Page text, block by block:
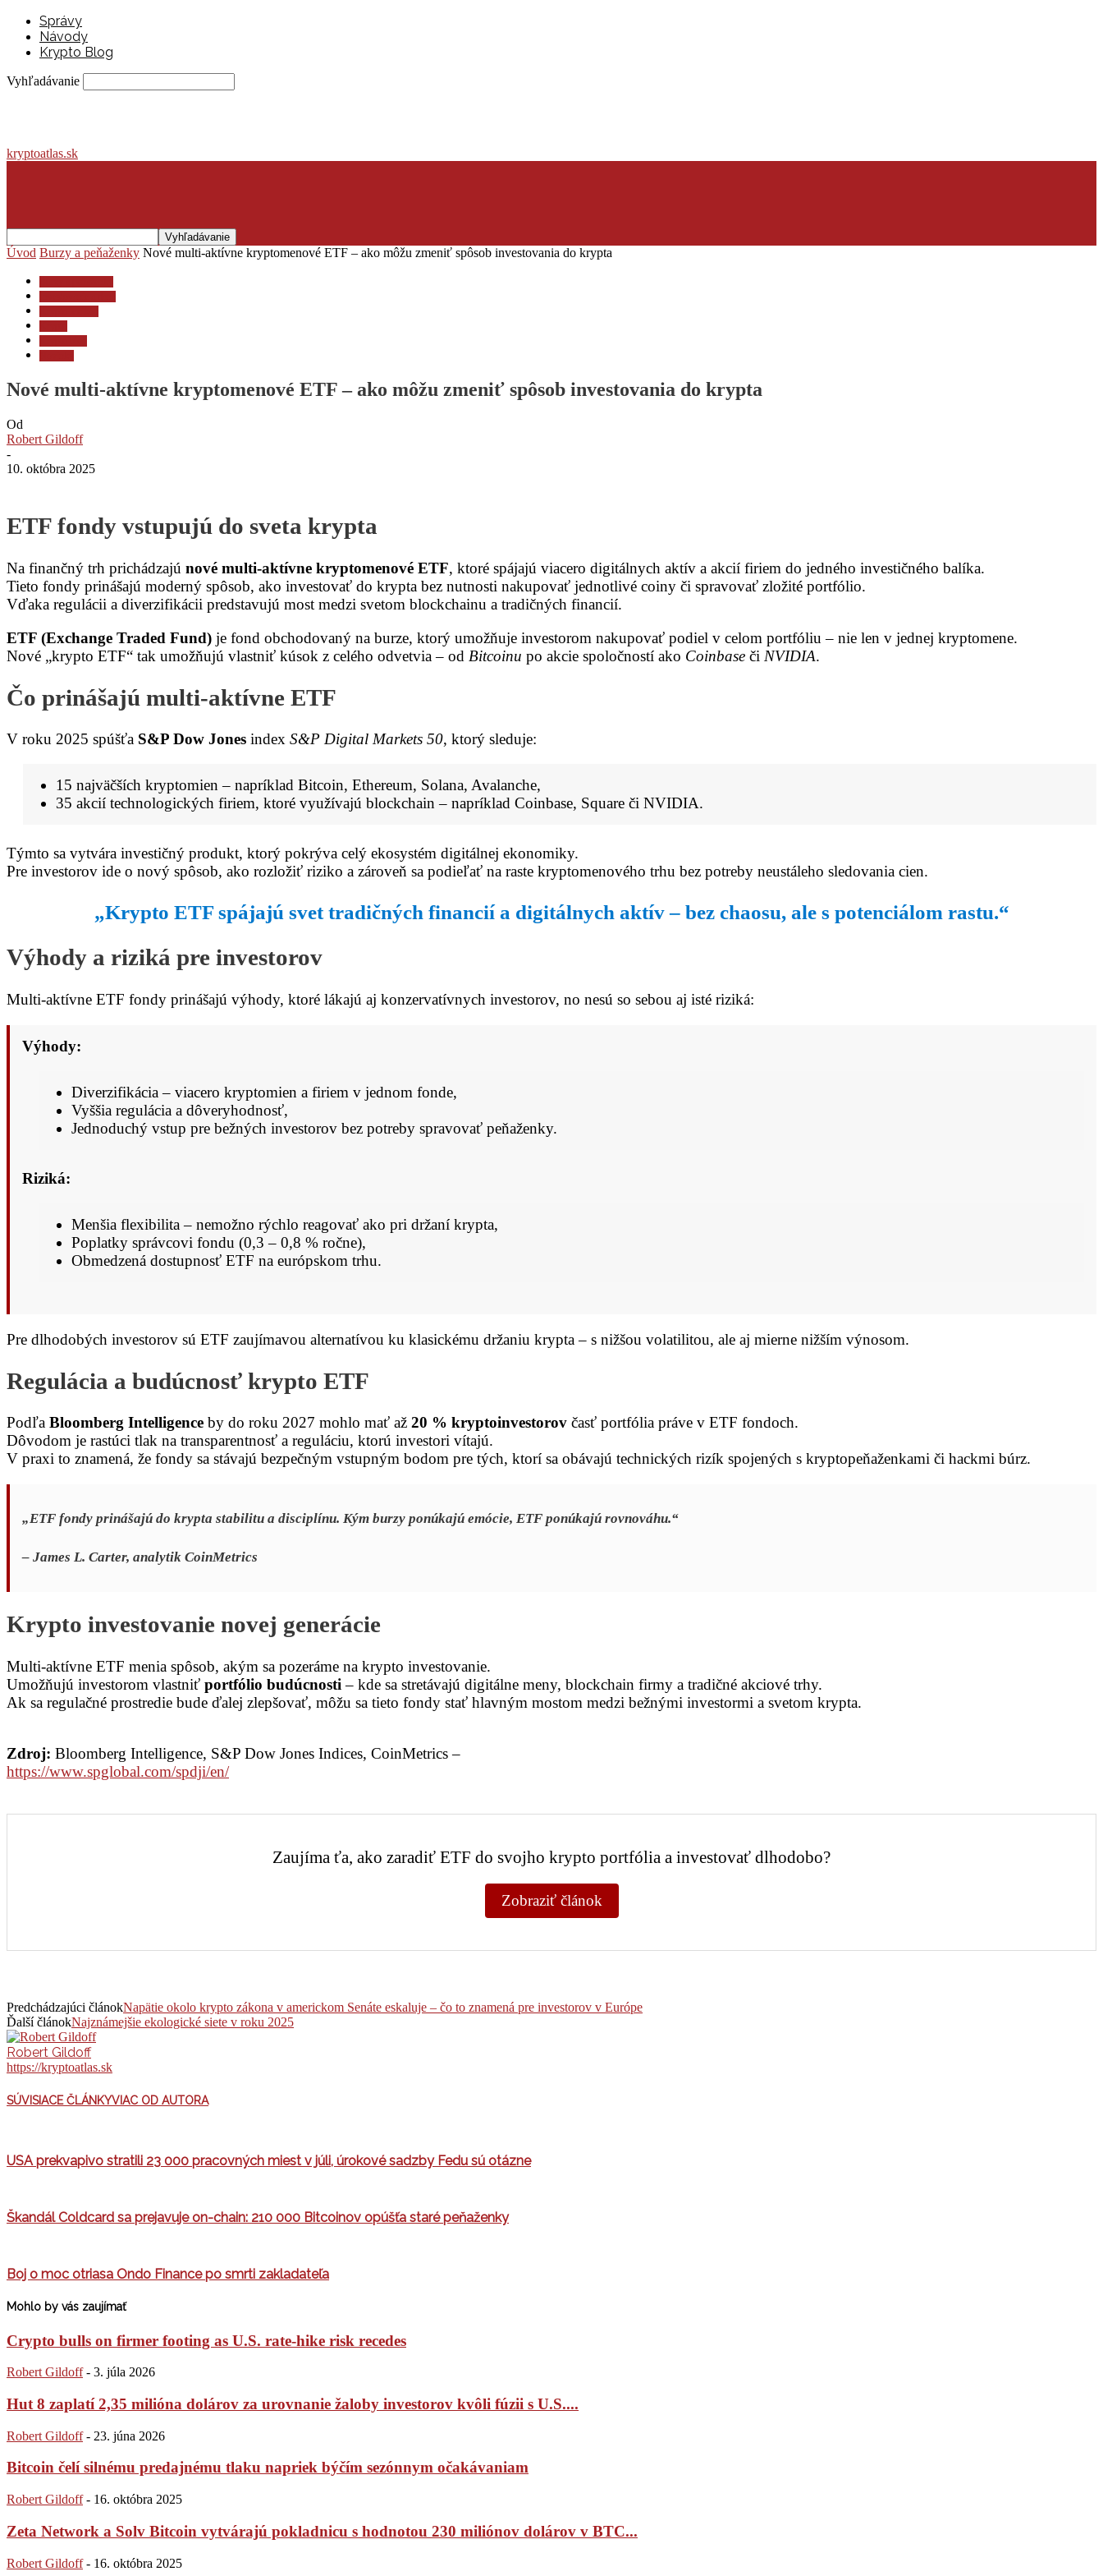
Správy
Návody
Krypto Blog
Vyhľadávanie
kryptoatlas.sk
Úvod Burzy a peňaženky Nové multi-aktívne kryptomenové ETF – ako môžu zmeniť spôsob investovania do krypta
Nové multi-aktívne kryptomenové ETF – ako môžu zmeniť spôsob investovania do krypta
Od
Robert Gildoff
-
10. októbra 2025
ETF fondy vstupujú do sveta krypta
Na finančný trh prichádzajú nové multi-aktívne kryptomenové ETF, ktoré spájajú viacero digitálnych aktív a akcií firiem do jedného investičného balíka.
Tieto fondy prinášajú moderný spôsob, ako investovať do krypta bez nutnosti nakupovať jednotlivé coiny či spravovať zložité portfólio.
Vďaka regulácii a diverzifikácii predstavujú most medzi svetom blockchainu a tradičných financií.
ETF (Exchange Traded Fund) je fond obchodovaný na burze, ktorý umožňuje investorom nakupovať podiel v celom portfóliu – nie len v jednej kryptomene.
Nové „krypto ETF“ tak umožňujú vlastniť kúsok z celého odvetvia – od Bitcoinu po akcie spoločností ako Coinbase či NVIDIA.
Čo prinášajú multi-aktívne ETF
V roku 2025 spúšťa S&P Dow Jones index S&P Digital Markets 50, ktorý sleduje:
15 najväčších kryptomien – napríklad Bitcoin, Ethereum, Solana, Avalanche,
35 akcií technologických firiem, ktoré využívajú blockchain – napríklad Coinbase, Square či NVIDIA.
Týmto sa vytvára investičný produkt, ktorý pokrýva celý ekosystém digitálnej ekonomiky.
Pre investorov ide o nový spôsob, ako rozložiť riziko a zároveň sa podieľať na raste kryptomenového trhu bez potreby neustáleho sledovania cien.
„Krypto ETF spájajú svet tradičných financií a digitálnych aktív – bez chaosu, ale s potenciálom rastu.“
Výhody a riziká pre investorov
Multi-aktívne ETF fondy prinášajú výhody, ktoré lákajú aj konzervatívnych investorov, no nesú so sebou aj isté riziká:
Výhody:
Diverzifikácia – viacero kryptomien a firiem v jednom fonde,
Vyššia regulácia a dôveryhodnosť,
Jednoduchý vstup pre bežných investorov bez potreby spravovať peňaženky.
Riziká:
Menšia flexibilita – nemožno rýchlo reagovať ako pri držaní krypta,
Poplatky správcovi fondu (0,3 – 0,8 % ročne),
Obmedzená dostupnosť ETF na európskom trhu.
Pre dlhodobých investorov sú ETF zaujímavou alternatívou ku klasickému držaniu krypta – s nižšou volatilitou, ale aj mierne nižším výnosom.
Regulácia a budúcnosť krypto ETF
Podľa Bloomberg Intelligence by do roku 2027 mohlo mať až 20 % kryptoinvestorov časť portfólia práve v ETF fondoch.
Dôvodom je rastúci tlak na transparentnosť a reguláciu, ktorú investori vítajú.
V praxi to znamená, že fondy sa stávajú bezpečným vstupným bodom pre tých, ktorí sa obávajú technických rizík spojených s kryptopeňaženkami či hackmi búrz.
„ETF fondy prinášajú do krypta stabilitu a disciplínu. Kým burzy ponúkajú emócie, ETF ponúkajú rovnováhu.“
– James L. Carter, analytik CoinMetrics
Krypto investovanie novej generácie
Multi-aktívne ETF menia spôsob, akým sa pozeráme na krypto investovanie.
Umožňujú investorom vlastniť portfólio budúcnosti – kde sa stretávajú digitálne meny, blockchain firmy a tradičné akciové trhy.
Ak sa regulačné prostredie bude ďalej zlepšovať, môžu sa tieto fondy stať hlavným mostom medzi bežnými investormi a svetom krypta.
Zdroj: Bloomberg Intelligence, S&P Dow Jones Indices, CoinMetrics –
https://www.spglobal.com/spdji/en/
Zaujíma ťa, ako zaradiť ETF do svojho krypto portfólia a investovať dlhodobo?
Zobraziť článok
Predchádzajúci článokNapätie okolo krypto zákona v americkom Senáte eskaluje – čo to znamená pre investorov v Európe
Ďalší článokNajznámejšie ekologické siete v roku 2025
Robert Gildoff
https://kryptoatlas.sk
SÚVISIACE ČLÁNKYVIAC OD AUTORA
USA prekvapivo stratili 23 000 pracovných miest v júli, úrokové sadzby Fedu sú otázne
Škandál Coldcard sa prejavuje on-chain: 210 000 Bitcoinov opúšťa staré peňaženky
Boj o moc otriasa Ondo Finance po smrti zakladateľa
Mohlo by vás zaujímať
Crypto bulls on firmer footing as U.S. rate-hike risk recedes
Robert Gildoff - 3. júla 2026
Hut 8 zaplatí 2,35 milióna dolárov za urovnanie žaloby investorov kvôli fúzii s U.S....
Robert Gildoff - 23. júna 2026
Bitcoin čelí silnému predajnému tlaku napriek býčím sezónnym očakávaniam
Robert Gildoff - 16. októbra 2025
Zeta Network a Solv Bitcoin vytvárajú pokladnicu s hodnotou 230 miliónov dolárov v BTC...
Robert Gildoff - 16. októbra 2025